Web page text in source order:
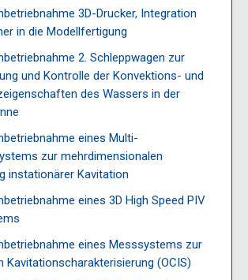
3D-Drucker, Integration
in die Modellfertigung
2. Schleppwagen zur
und Kontrolle der Konvektions- und
des Wassers in der
eines Multi-
zur mehrdimensionalen
instationärer Kavitation
eines 3D High Speed PIV
eines Messsystems zur
Kavitationscharakterisierung (OCIS)